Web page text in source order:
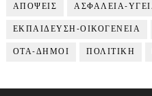
ΑΠΟΨΕΙΣ ΑΣΦΑΛΕΙΑ-
ΕΚΠΑΙΔΕΥΣΗ-ΟΙΚΟΓΕΝΕΙΑ
ΟΤΑ-ΔΗΜΟΙ ΠΟΛΙΤΙΚΗ